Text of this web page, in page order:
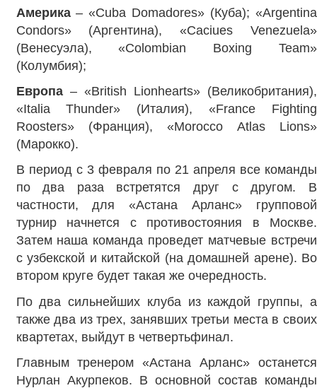
Америка– «Cuba Domadores» (Куба); «Argentina
Condors» (Аргентина), «Caciues Venezuela»
(Венесуэла), «Colombian Boxing Team»
(Колумбия);
Европа– «British Lionhearts» (Великобритания),
«Italia Thunder» (Италия), «France Fighting
Roosters» (Франция), «Morocco Atlas Lions»
(Марокко).
В период с 3 февраля по 21 апреля все команды
по два раза встретятся друг с другом. В
частности, для «Астана Арланс» групповой
турнир начнется с противостояния в Москве.
Затем наша команда проведет матчевые встречи
с узбекской и китайской (на домашней арене). Во
втором круге будет такая же очередность.
По два сильнейших клуба из каждой группы, а
также два из трех, занявших третьи места в своих
квартетах, выйдут в четвертьфинал.
Главным тренером «Астана Арланс» останется
Нурлан Акурпеков. В основной состав команды